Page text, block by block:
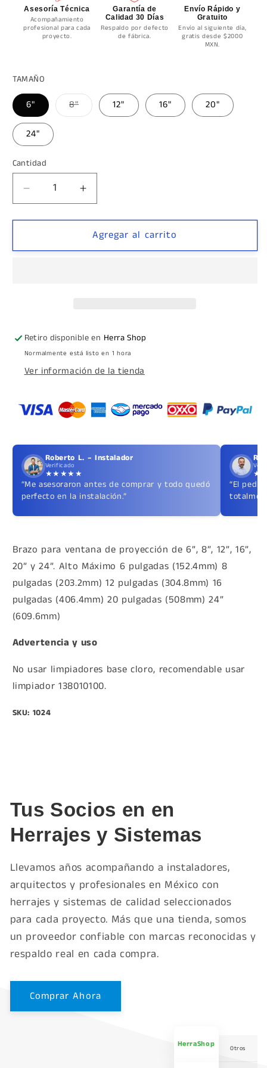
Asesoría Técnica
Acompañamiento
profesional para cada
proyecto.
Garantía de
Calidad 30 Días
Respaldo por defecto
de fábrica.
Envío Rápido y
Gratuito
Envío al siguiente día,
gratis desde $2000
MXN.
TAMAÑO
6" 8"Variante
agotada
12" 16" 20"
24"
Cantidad
Cantidad
Reducir
cantidad
para
Para
Aumentar
cantidad
para
Brazo
Para
Agregar al carrito
Retiro disponible en Herra Shop
Normalmente está listo en 1 hora
Ver información de la tienda
Roberto L. – Instalador
Verificado
★★★★★
“Me asesoraron antes de comprar y todo quedó
perfecto en la instalación.”
“El
Brazo para ventana de proyección de 6”, 8”, 12”, 16”,
20” y 24”. Alto Máximo 6 pulgadas (152.4mm) 8
pulgadas (203.2mm) 12 pulgadas (304.8mm) 16
pulgadas (406.4mm) 20 pulgadas (508mm) 24”
(609.6mm)
Advertencia y uso
No usar limpiadores base cloro, recomendable usar
limpiador 138010100.
SKU: 1024
Tus Socios en en
Herrajes y Sistemas
Llevamos años acompañando a instaladores,
arquitectos y profesionales en México con
herrajes y sistemas de calidad seleccionados
para cada proyecto. Más que una tienda, somos
un proveedor confiable con marcas reconocidas y
respaldo real en cada compra.
Comprar Ahora
HerraShop Otros